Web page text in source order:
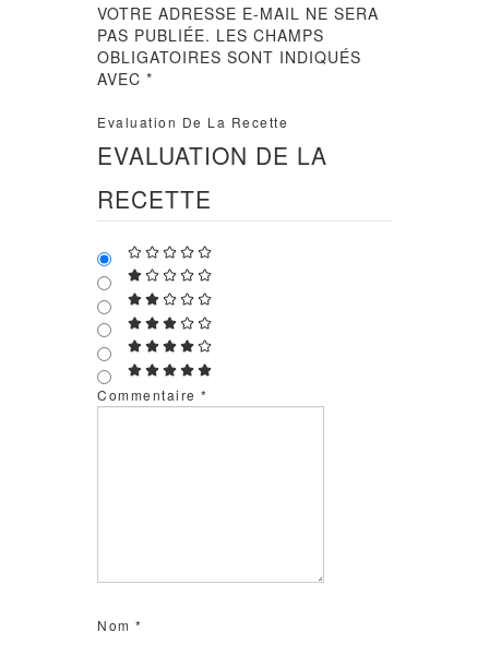
VOTRE ADRESSE E-MAIL NE SERA
PAS PUBLIÉE. LES CHAMPS
OBLIGATOIRES SONT INDIQUÉS
AVEC*
Evaluation De La Recette
EVALUATION DE LA
RECETTE
Commentaire*
Nom*